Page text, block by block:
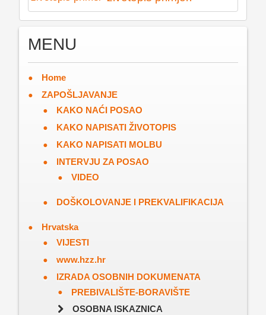
MENU
Home
ZAPOŠLJAVANJE
KAKO NAĆI POSAO
KAKO NAPISATI ŽIVOTOPIS
KAKO NAPISATI MOLBU
INTERVJU ZA POSAO
VIDEO
DOŠKOLOVANJE I PREKVALIFIKACIJA
Hrvatska
VIJESTI
www.hzz.hr
IZRADA OSOBNIH DOKUMENATA
PREBIVALIŠTE-BORAVIŠTE
OSOBNA ISKAZNICA